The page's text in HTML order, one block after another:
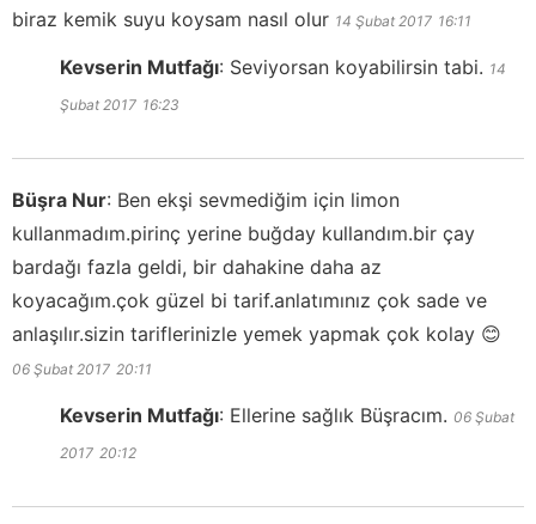
biraz kemik suyu koysam nasıl olur 14 Şubat 2017 16:11
Kevserin Mutfağı: Seviyorsan koyabilirsin tabi. 14
Şubat 2017 16:23
Büşra Nur: Ben ekşi sevmediğim için limon
kullanmadım.pirinç yerine buğday kullandım.bir çay
bardağı fazla geldi, bir dahakine daha az
koyacağım.çok güzel bi tarif.anlatımınız çok sade ve
anlaşılır.sizin tariflerinizle yemek yapmak çok kolay 😊
06 Şubat 2017 20:11
Kevserin Mutfağı: Ellerine sağlık Büşracım. 06 Şubat
2017 20:12